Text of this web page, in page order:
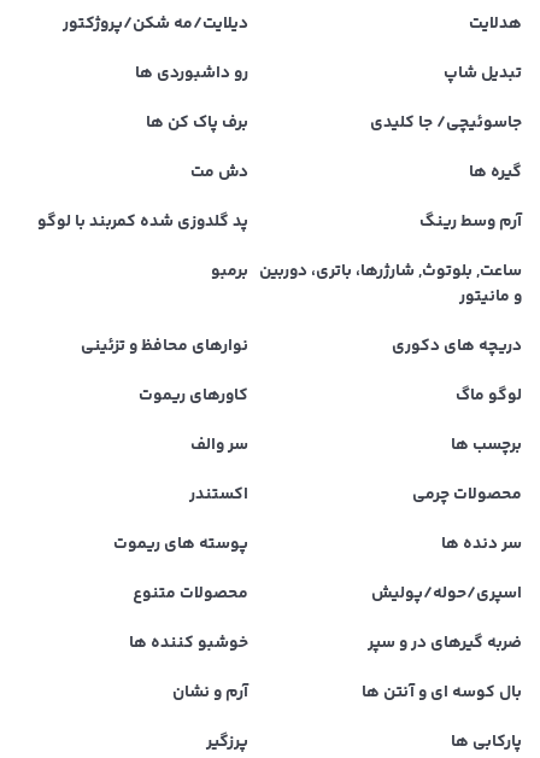
هدلایت
دیلایت/مه شکن/پروژکتور
تبدیل شاپ
رو داشبوردی ها
جاسوئیچی/ جا کلیدی
برف پاک کن ها
گیره ها
دش مت
آرم وسط رینگ
پد گلدوزی شده کمربند با لوگو
ساعت, بلوتوث, شارژرها، باتری، دوربین
و مانیتور
برمبو
دریچه های دکوری
نوارهای محافظ و تزئینی
لوگو ماگ
کاورهای ریموت
برچسب ها
سر والف
محصولات چرمی
اکستندر
سر دنده ها
پوسته های ریموت
اسپری/حوله/پولیش
محصولات متنوع
ضربه گیرهای در و سپر
خوشبو کننده ها
بال کوسه ای و آنتن ها
آرم و نشان
پارکابی ها
پرزگیر